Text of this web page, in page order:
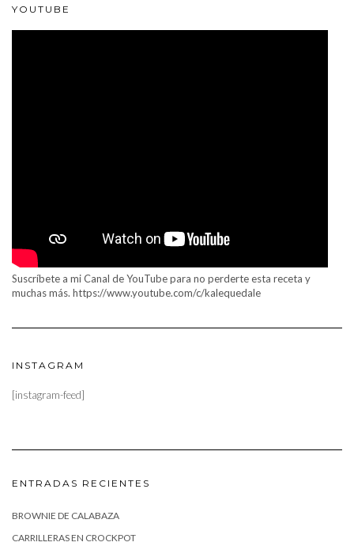
YOUTUBE
Suscríbete a mi Canal de YouTube para no perderte esta receta y
muchas más. https://www.youtube.com/c/kalequedale
INSTAGRAM
[instagram-feed]
ENTRADAS RECIENTES
BROWNIE DE CALABAZA
CARRILLERAS EN CROCKPOT